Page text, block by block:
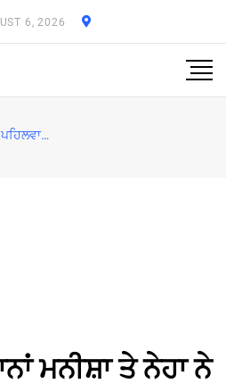
6, 2026
ਭਾਰਤੀ ਪਹਿਲਵਾਨਾਂ ਮਨੀਸ਼ਾ ਤੇ ਨੇਹਾ ਨੇ ਮੰਗੋਲੀਆ `ਚ ਜਿੱਤਿਆ ਸੋਨਾ
ਮਨੀਸ਼ਾ ਤੇ ਨੇਹਾ ਨੇ